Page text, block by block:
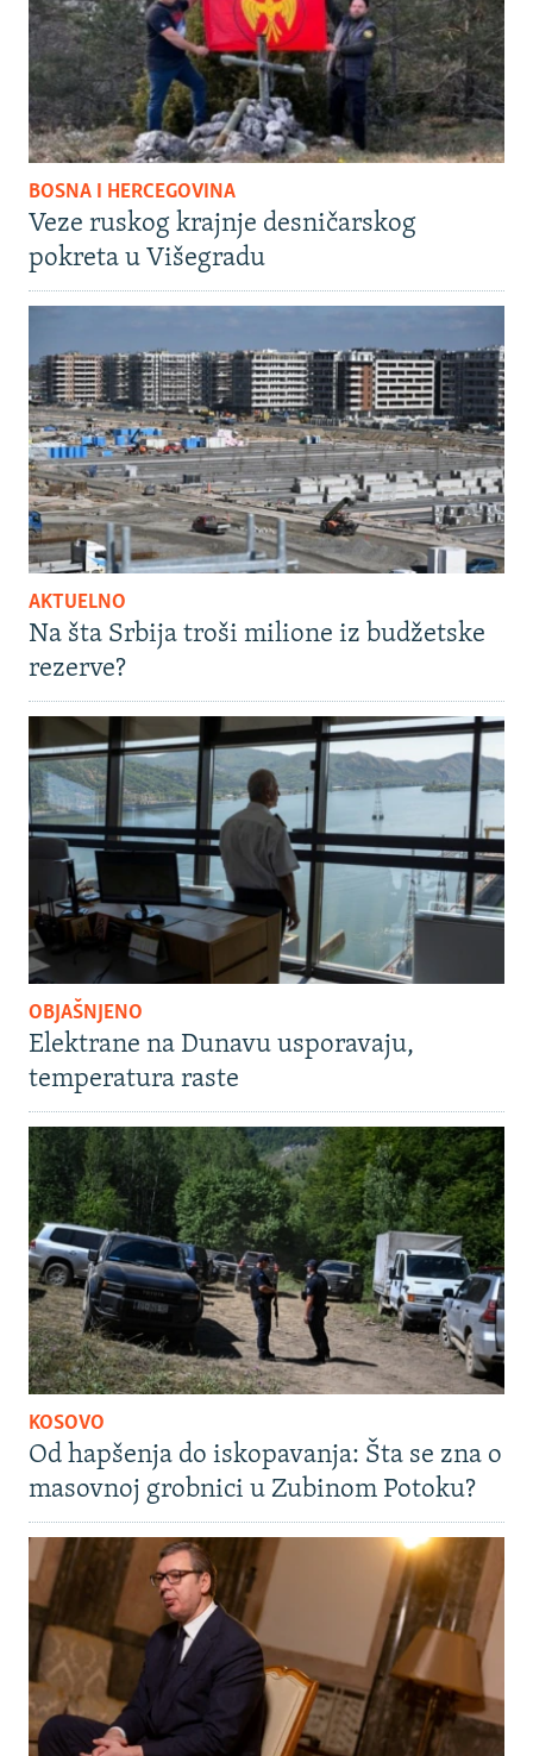
BOSNA I HERCEGOVINA
Veze ruskog krajnje desničarskog
pokreta u Višegradu
AKTUELNO
Na šta Srbija troši milione iz budžetske
rezerve?
OBJAŠNJENO
Elektrane na Dunavu usporavaju,
temperatura raste
KOSOVO
Od hapšenja do iskopavanja: Šta se zna o
masovnoj grobnici u Zubinom Potoku?